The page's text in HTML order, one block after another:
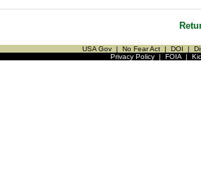
USA Gov | No Fear Act | DOI |
Privacy Policy| FOIA|